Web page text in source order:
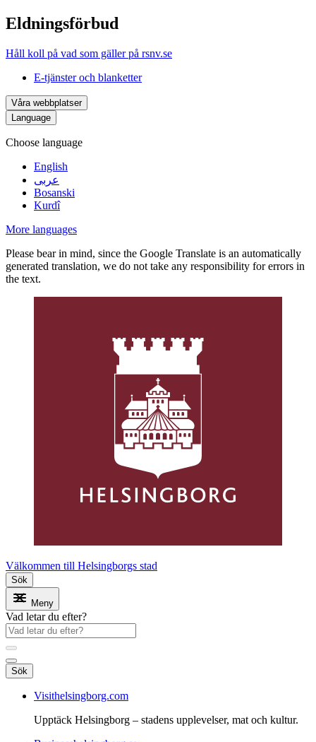
Eldningsförbud
Håll koll på vad som gäller på rsnv.se
E-tjänster och blanketter
Våra webbplatser
Language
Choose language
English
عربى
Bosanski
Kurdî
More languages
Please bear in mind, since the Google Translate is an automatically
generated translation, we do not take any responsibility for errors in
the text.
Välkommen till Helsingborgs stad
Sök
Meny
Vad letar du efter?
Sök
Visithelsingborg.com
Upptäck Helsingborg – stadens upplevelser, mat och kultur.